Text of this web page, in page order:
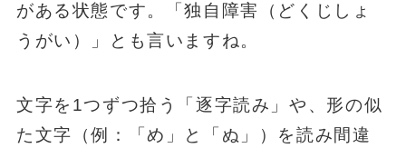
がある状態です。「独自障害（どくじしょ
うがい）」とも言いますね。
文字を1つずつ拾う「逐字読み」や、形の似
た文字（例：「め」と「ぬ」）を読み間違